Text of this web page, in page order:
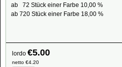
ab 72 Stück einer Farbe 10,00 %
ab 720 Stück einer Farbe 18,00 %
lordo €5.00
netto €4.20